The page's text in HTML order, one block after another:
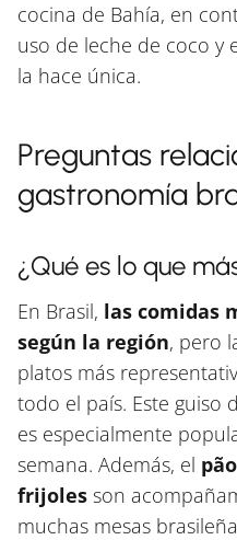
cocina de Bahía, en
uso de leche de coco y
la hace única.
Preguntas
gastronomía
¿Qué es lo que
En Brasil, las comidas
según la región, pero
platos más
todo el país. Este guiso
es especialmente
semana. Además, el
frijoles son
muchas mesas